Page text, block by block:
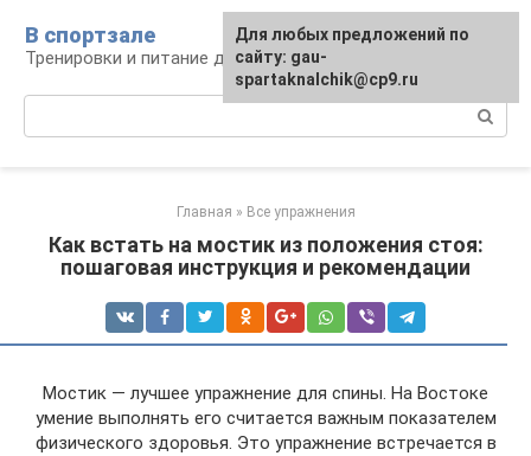
контенту
В спортзале
Тренировки и питание для здоровья
Главная » Все упражнения
Как встать на мостик из положения стоя:
пошаговая инструкция и рекомендации
Мостик — лучшее упражнение для спины. На Востоке
умение выполнять его считается важным показателем
физического здоровья. Это упражнение встречается в
Для любых предложений по
сайту: gau-
spartaknalchik@cp9.ru